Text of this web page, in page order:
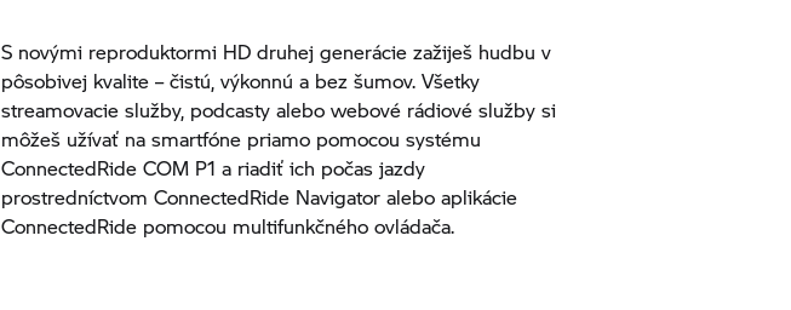
S novými reproduktormi HD druhej generácie zažiješ hudbu v
pôsobivej kvalite – čistú, výkonnú a bez šumov. Všetky
streamovacie služby, podcasty alebo webové rádiové služby si
môžeš užívať na smartfóne priamo pomocou systému
ConnectedRide COM P1 a riadiť ich počas jazdy
prostredníctvom ConnectedRide Navigator alebo aplikácie
ConnectedRide pomocou multifunkčného ovládača.